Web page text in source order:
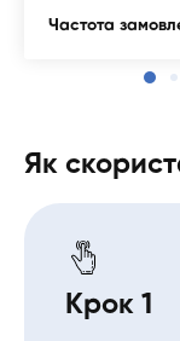
Частота
Як
Крок 1